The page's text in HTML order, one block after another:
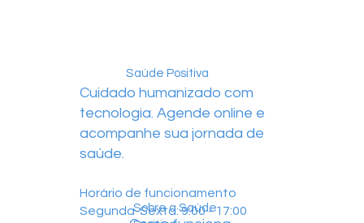
Cuidado humanizado com
tecnologia. Agende online e
acompanhe sua jornada de
saúde.
Horário de funcionamento
Segunda-Sexta: 9:00 - 17:00
Sobre a Saúde
Saúde Positiva